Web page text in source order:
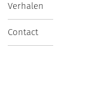
Verhalen
Contact